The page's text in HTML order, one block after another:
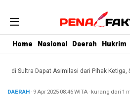
Home Nasional Daerah Hukrim
Dapat Asimilasi dari Pihak Ketiga, Salah
DAERAH· 9 Apr 202508:46WITA· kurang dari 1